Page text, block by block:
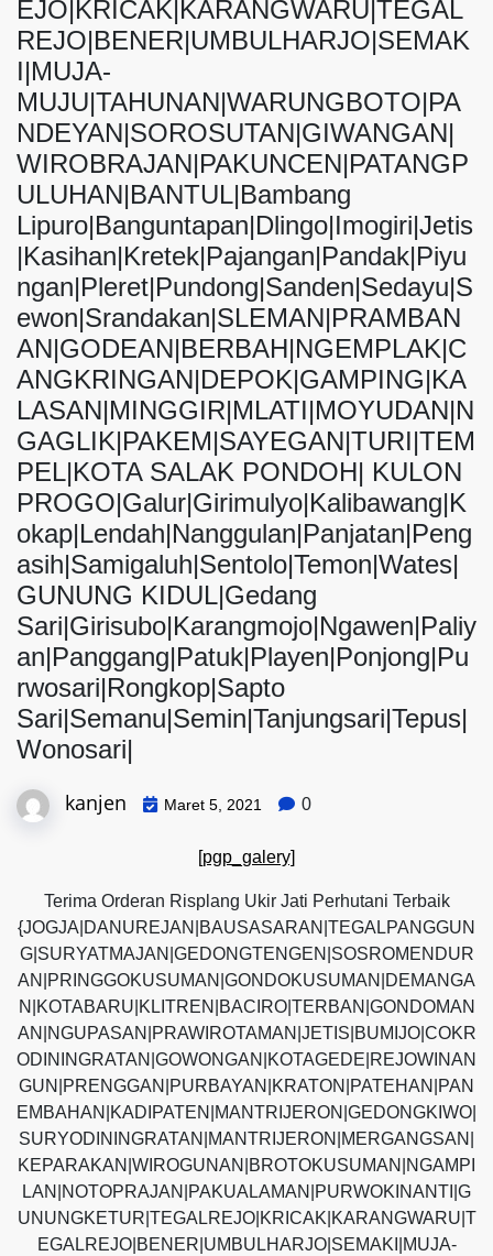
EJO|KRICAK|KARANGWARU|TEGAL
REJO|BENER|UMBULHARJO|SEMAK
I|MUJA-
MUJU|TAHUNAN|WARUNGBOTO|PA
NDEYAN|SOROSUTAN|GIWANGAN|
WIROBRAJAN|PAKUNCEN|PATANGP
ULUHAN|BANTUL|Bambang
Lipuro|Banguntapan|Dlingo|Imogiri|Jetis
|Kasihan|Kretek|Pajangan|Pandak|Piyu
ngan|Pleret|Pundong|Sanden|Sedayu|S
ewon|Srandakan|SLEMAN|PRAMBAN
AN|GODEAN|BERBAH|NGEMPLAK|C
ANGKRINGAN|DEPOK|GAMPING|KA
LASAN|MINGGIR|MLATI|MOYUDAN|N
GAGLIK|PAKEM|SAYEGAN|TURI|TEM
PEL|KOTA SALAK PONDOH| KULON
PROGO|Galur|Girimulyo|Kalibawang|K
okap|Lendah|Nanggulan|Panjatan|Peng
asih|Samigaluh|Sentolo|Temon|Wates|
GUNUNG KIDUL|Gedang
Sari|Girisubo|Karangmojo|Ngawen|Paliy
an|Panggang|Patuk|Playen|Ponjong|Pu
rwosari|Rongkop|Sapto
Sari|Semanu|Semin|Tanjungsari|Tepus|
Wonosari|
kanjen Maret 5, 2021 0
[pgp_galery]
Terima Orderan Risplang Ukir Jati Perhutani Terbaik
{JOGJA|DANUREJAN|BAUSASARAN|TEGALPANGGUN
G|SURYATMAJAN|GEDONGTENGEN|SOSROMENDUR
AN|PRINGGOKUSUMAN|GONDOKUSUMAN|DEMANGA
N|KOTABARU|KLITREN|BACIRO|TERBAN|GONDOMAN
AN|NGUPASAN|PRAWIROTAMAN|JETIS|BUMIJO|COKR
ODININGRATAN|GOWONGAN|KOTAGEDE|REJOWINAN
GUN|PRENGGAN|PURBAYAN|KRATON|PATEHAN|PAN
EMBAHAN|KADIPATEN|MANTRIJERON|GEDONGKIWO|
SURYODININGRATAN|MANTRIJERON|MERGANGSAN|
KEPARAKAN|WIROGUNAN|BROTOKUSUMAN|NGAMPI
LAN|NOTOPRAJAN|PAKUALAMAN|PURWOKINANTI|G
UNUNGKETUR|TEGALREJO|KRICAK|KARANGWARU|T
EGALREJO|BENER|UMBULHARJO|SEMAKI|MUJA-